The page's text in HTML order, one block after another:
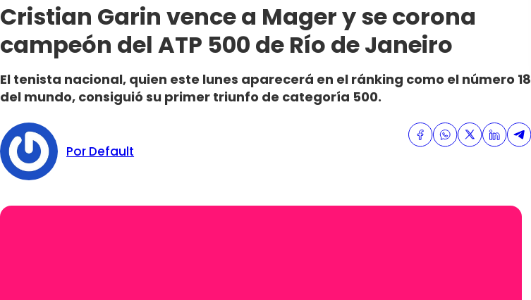
Cristian Garin vence a Mager y se corona
campeón del ATP 500 de Río de Janeiro
El tenista nacional, quien este lunes aparecerá en el ránking como el número 18
del mundo, consiguió su primer triunfo de categoría 500.
Por Default